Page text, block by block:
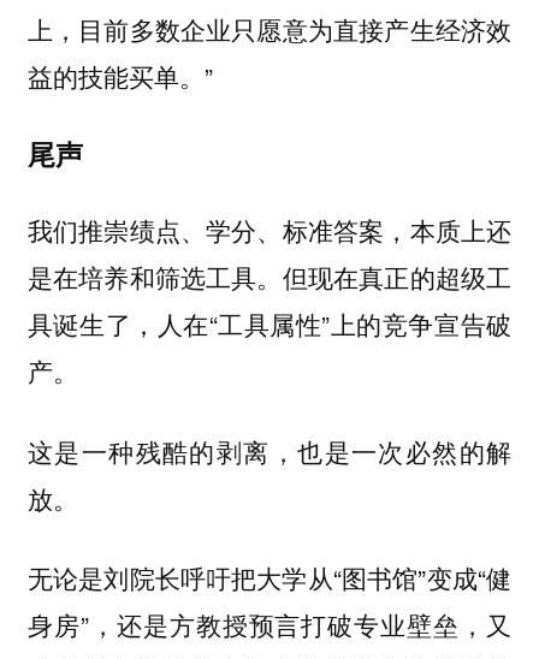
上，目前多数企业只愿意为直接产生经济效
益的技能买单。”
尾声
我们推崇绩点、学分、标准答案，本质上还
是在培养和筛选工具。但现在真正的超级工
具诞生了，人在“工具属性”上的竞争宣告破
产。
这是一种残酷的剥离，也是一次必然的解
放。
无论是刘院长呼吁把大学从“图书馆”变成“健
身房”，还是方教授预言打破专业壁垒，又